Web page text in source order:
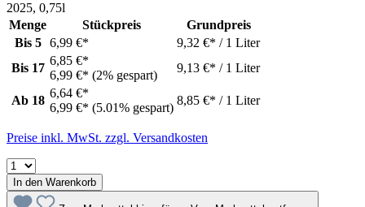
Menge Stückpreis
Grundpreis
Bis 5 6,99 €*
9,32 €* / 1 Liter
Bis 17
6,85 €*
6,99 €* (2% gespart)
9,13 €* / 1 Liter
Ab 18
6,64 €*
6,99 €* (5.01% gespart)
8,85 €* / 1 Liter
Preise inkl. MwSt. zzgl. Versandkosten
In den Warenkorb